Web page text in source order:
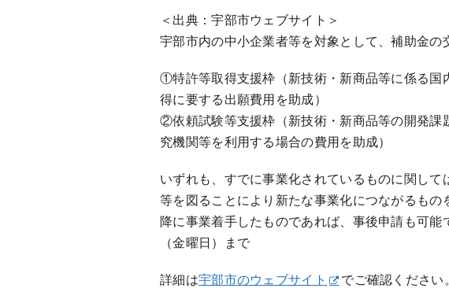
＜出典：宇部市ウェブサイト＞
宇部市内の中小企業者等を対象として、補助金の
①特許等取得支援枠（新技術・新商品等に係る国
得に要する出願費用を助成）
②依頼試験等支援枠（新技術・新商品等の開発課
究機関等を利用する場合の費用を助成）
いずれも、すでに事業化されているものに関し
等を図ることにより新たな事業化につながるも
降に事業着手したものであれば、事後申請も可
（金曜日）まで
詳細は宇部市のウェブサイト
でご確認ください